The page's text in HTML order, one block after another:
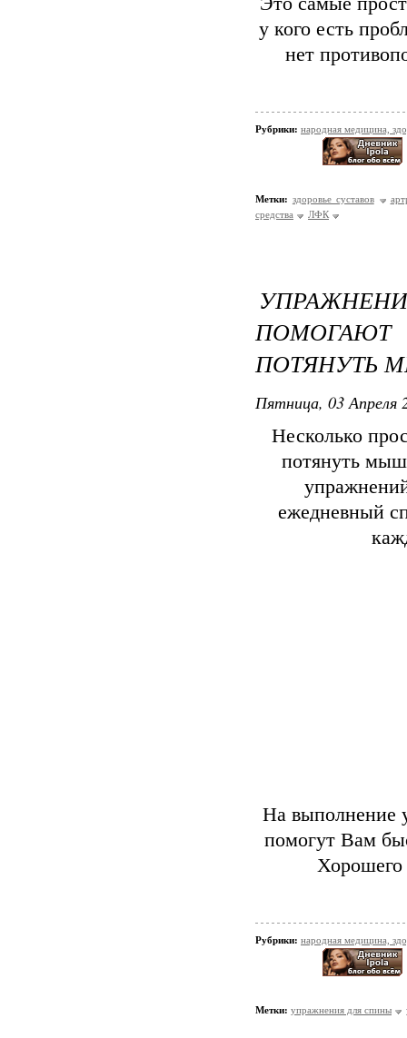
у кого есть
нет
Рубрики: народная медицина,
Метки: здоровье суставов
средства
ЛФК
ПОТЯНУТЬ
Пятница, 03 Апреля
Несколько
потянуть
ежедневный
На выполнение
помогут Вам
Хорошего
Рубрики: народная медицина,
Метки: упражнения для спины